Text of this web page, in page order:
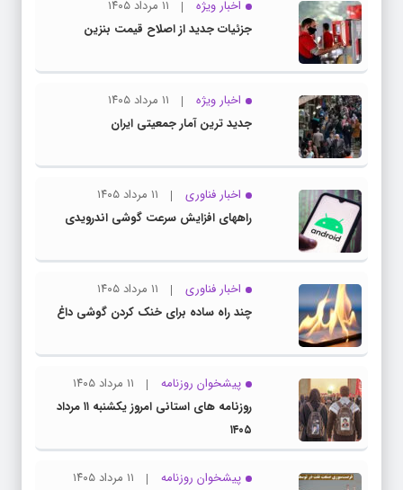
اخبار ویژه
۱۱ مرداد ۱۴۰۵
جزئیات جدید از اصلاح قیمت بنزین
اخبار ویژه
۱۱ مرداد ۱۴۰۵
جدید ترین آمار جمعیتی ایران
اخبار فناوری
۱۱ مرداد ۱۴۰۵
راههای افزایش سرعت گوشی اندرویدی
اخبار فناوری
۱۱ مرداد ۱۴۰۵
چند راه‌ ساده برای خنک کردن گوشی داغ
پیشخوان روزنامه
۱۱ مرداد ۱۴۰۵
روزنامه های استانی امروز یکشنبه ۱۱ مرداد
۱۴۰۵
پیشخوان روزنامه
۱۱ مرداد ۱۴۰۵